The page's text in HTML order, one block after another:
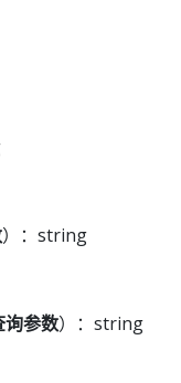
）：string
询参数）：string